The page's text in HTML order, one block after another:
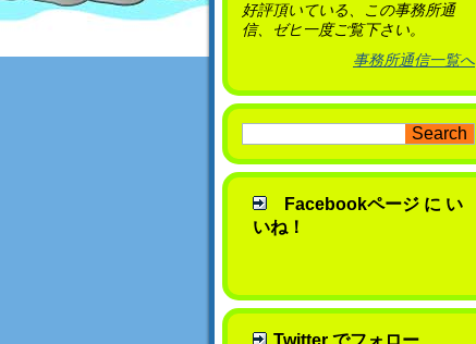
好評頂いている、この事務所通
信、ゼヒ一度ご覧下さい。
事務所通信一覧へ
Facebookページ に い
いね！
Twitter でフォロー